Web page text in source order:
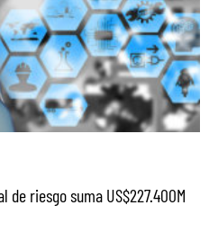
riesgo suma US$227.400M